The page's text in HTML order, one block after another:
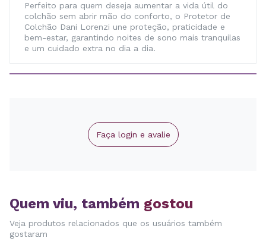
Perfeito para quem deseja aumentar a vida útil do
colchão sem abrir mão do conforto, o Protetor de
Colchão Dani Lorenzi une proteção, praticidade e
bem-estar, garantindo noites de sono mais tranquilas
e um cuidado extra no dia a dia.
Faça login e avalie
Quem viu, também gostou
Veja produtos relacionados que os usuários também
gostaram